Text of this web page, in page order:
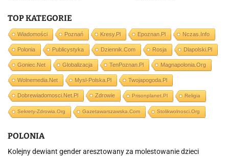
TOP KATEGORIE
Wiadomości Poznań Kresy.pl Epoznan.pl Nczas.info
Polonia Publicystyka Dziennik.com Rosja Dlapolski.pl
Goniec.net Globalizacja TenPoznan.pl Magnapolonia.org
Wolnemedia.net Mysl-Polska.pl Twojapogoda.pl
Dobrewiadomosci.net.pl Zdrowie Prisonplanet.pl Religia
Sekrety-Zdrowia.org Gazetawarszawska.com Stolikwolnosci.org
POLONIA
Kolejny dewiant gender aresztowany za molestowanie dzieci